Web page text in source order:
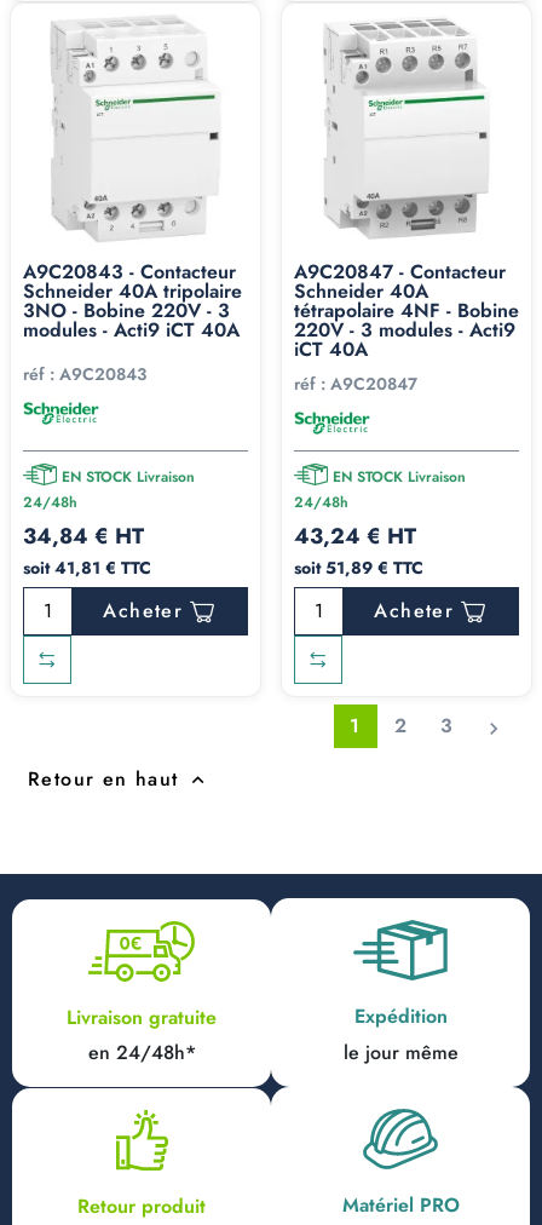
A9C20843 - Contacteur
Schneider 40A tripolaire
3NO - Bobine 220V - 3
modules - Acti9 iCT 40A
réf : A9C20843
EN STOCK Livraison
24/48h
34,84 € HT
soit 41,81 € TTC
Acheter
A9C20847 - Contacteur
Schneider 40A
tétrapolaire 4NF - Bobine
220V - 3 modules - Acti9
iCT 40A
réf : A9C20847
EN STOCK Livraison
24/48h
43,24 € HT
soit 51,89 € TTC
Acheter
1 2 3 
Retour en haut 
Livraison gratuite
en 24/48h*
Expédition
le jour même
Retour produit
Matériel PRO